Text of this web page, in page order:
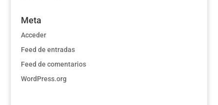
Meta
Acceder
Feed de entradas
Feed de comentarios
WordPress.org